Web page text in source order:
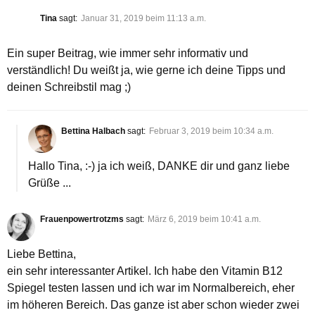
Tina sagt: Januar 31, 2019 beim 11:13 a.m.
Ein super Beitrag, wie immer sehr informativ und
verständlich! Du weißt ja, wie gerne ich deine Tipps und
deinen Schreibstil mag ;)
Bettina Halbach sagt: Februar 3, 2019 beim 10:34 a.m.
Hallo Tina, :-) ja ich weiß, DANKE dir und ganz liebe
Grüße ...
Frauenpowertrotzms sagt: März 6, 2019 beim 10:41 a.m.
Liebe Bettina,
ein sehr interessanter Artikel. Ich habe den Vitamin B12
Spiegel testen lassen und ich war im Normalbereich, eher
im höheren Bereich. Das ganze ist aber schon wieder zwei